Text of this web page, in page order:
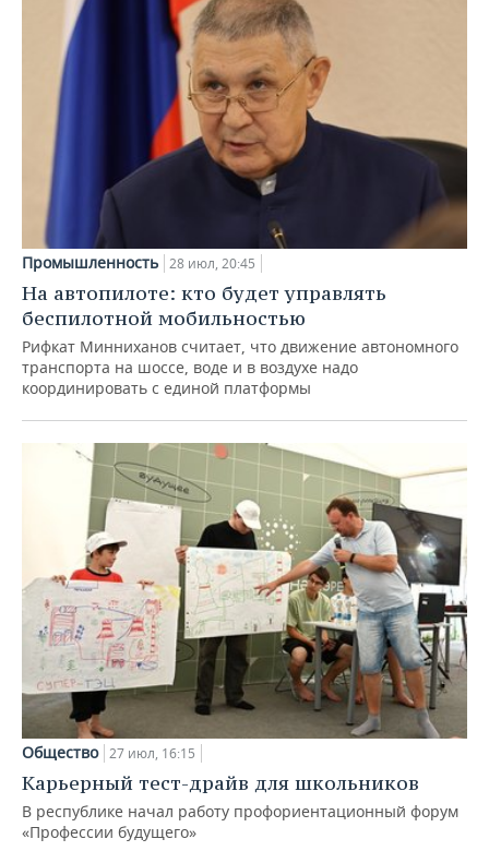
Промышленность 28 июл, 20:45
На автопилоте: кто будет управлять
беспилотной мобильностью
Рифкат Минниханов считает, что движение автономного
транспорта на шоссе, воде и в воздухе надо
координировать с единой платформы
Общество 27 июл, 16:15
Карьерный тест-драйв для школьников
В республике начал работу профориентационный форум
«Профессии будущего»